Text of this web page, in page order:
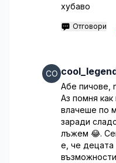
хубаво
Отговори
Абе пичове,
Аз помня
влачеше по
заради
лъжем 😂.
е, че децата